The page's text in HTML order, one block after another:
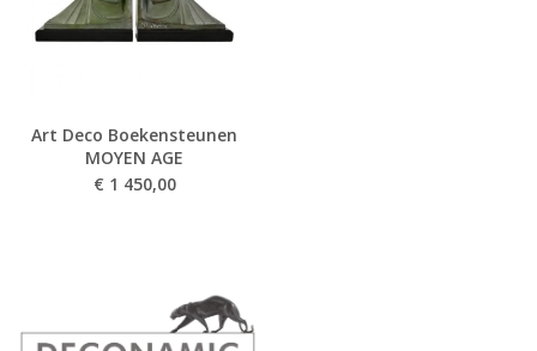
Art Deco Boekensteunen
MOYEN AGE
€ 1 450,00